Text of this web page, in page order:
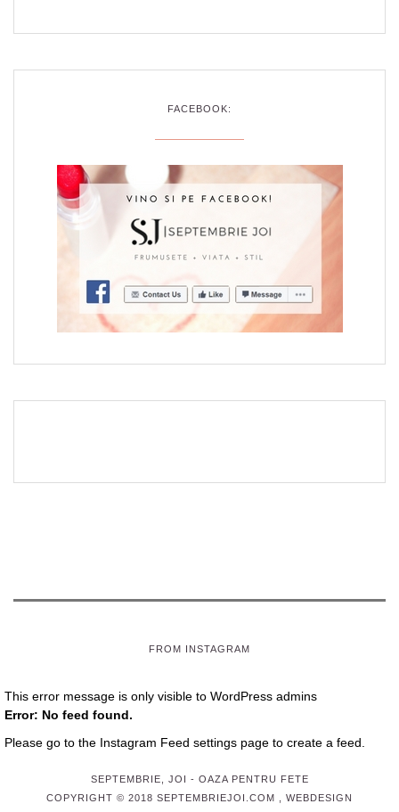
FACEBOOK:
FROM INSTAGRAM
This error message is only visible to WordPress admins
Error: No feed found.
Please go to the Instagram Feed settings page to create a feed.
SEPTEMBRIE, JOI - OAZA PENTRU FETE
COPYRIGHT © 2018 SEPTEMBRIEJOI.COM , WEBDESIGN